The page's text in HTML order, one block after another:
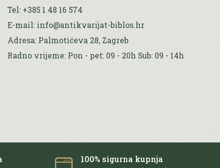
Tel: +385 1 48 16 574
E-mail: info@antikvarijat-biblos.hr
Adresa: Palmotićeva 28, Zagreb
Radno vrijeme: Pon - pet: 09 - 20h Sub: 09 - 14h
100% sigurna kupnja